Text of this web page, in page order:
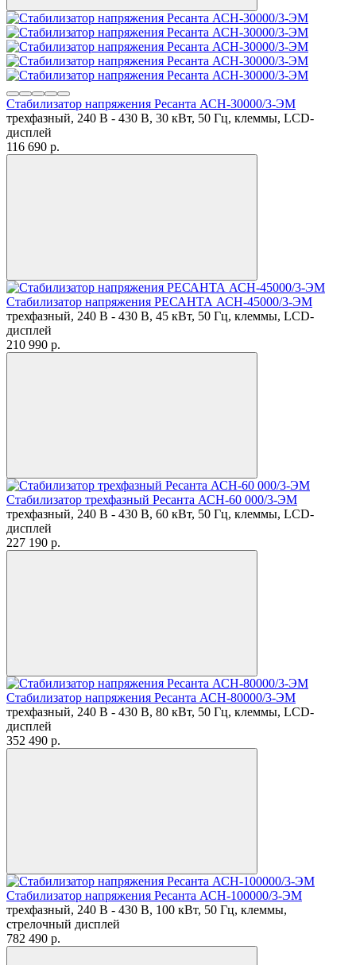
Стабилизатор напряжения Ресанта АСН-30000/3-ЭМ
трехфазный, 240 В - 430 В, 30 кВт, 50 Гц, клеммы, LCD-
дисплей
116 690 p.
Стабилизатор напряжения РЕСАНТА АСН-45000/3-ЭМ
трехфазный, 240 В - 430 В, 45 кВт, 50 Гц, клеммы, LCD-
дисплей
210 990 p.
Стабилизатор трехфазный Ресанта АСН-60 000/3-ЭМ
трехфазный, 240 В - 430 В, 60 кВт, 50 Гц, клеммы, LCD-
дисплей
227 190 p.
Стабилизатор напряжения Ресанта АСН-80000/3-ЭМ
трехфазный, 240 В - 430 В, 80 кВт, 50 Гц, клеммы, LCD-
дисплей
352 490 p.
Стабилизатор напряжения Ресанта АСН-100000/3-ЭМ
трехфазный, 240 В - 430 В, 100 кВт, 50 Гц, клеммы,
стрелочный дисплей
782 490 p.